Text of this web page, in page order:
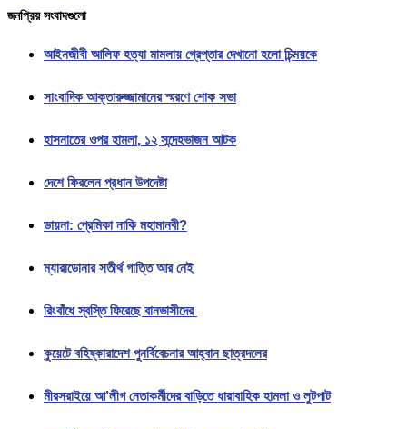
জনপ্রিয় সংবাদগুলো
আইনজীবী আলিফ হত্যা মামলায় গ্রেপ্তার দেখানো হলো চিন্ময়কে
সাংবাদিক আক্তারুজ্জামানের স্মরণে শোক সভা
হাসনাতের ওপর হামলা, ১২ সন্দেহভাজন আটক
দেশে ফিরলেন প্রধান উপদেষ্টা
ডায়না: প্রেমিকা নাকি মহামানবী?
ম্যারাডোনার সতীর্থ গাত্তি আর নেই
রিংবাঁধে স্বস্তি ফিরেছে বানভাসীদের
কুয়েটে বহিষ্কারাদেশ পুনর্বিবেচনার আহ্বান ছাত্রদলের
মীরসরাইয়ে আ’লীগ নেতাকর্মীদের বাড়িতে ধারাবাহিক হামলা ও লুটপাট